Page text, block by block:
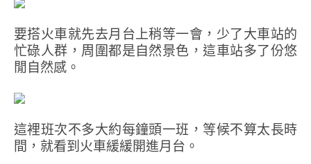
要搭火車就先去月台上稍等一會，少了大車站的
忙碌人群，周圍都是自然景色，這車站多了份悠
閒自然感。
這裡班次不多大約每鐘頭一班，等候不算太長時
間，就看到火車緩緩開進月台。